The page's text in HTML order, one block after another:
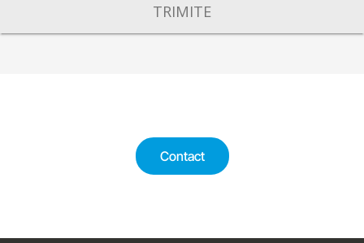
TRIMITE
Contact